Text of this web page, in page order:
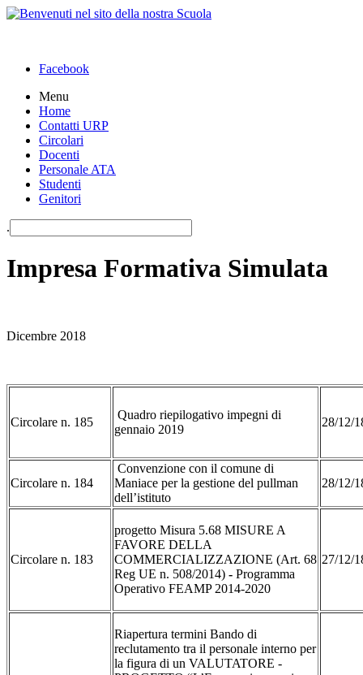
Facebook
Menu
Home
Contatti URP
Circolari
Docenti
Personale ATA
Studenti
Genitori
.
Impresa Formativa Simulata
Dicembre 2018
Circolare n. 185
Quadro riepilogativo impegni di
gennaio 2019
28/
Circolare n. 184
Convenzione con il comune di
Maniace per la gestione del pullman
dell’istituto
28/
Circolare n. 183
progetto Misura 5.68 MISURE A
FAVORE DELLA
COMMERCIALIZZAZIONE (Art. 68
Reg UE n. 508/2014) - Programma
Operativo FEAMP 2014-2020
27/12/
Riapertura termini Bando di
reclutamento tra il personale interno per
la figura di un VALUTATORE -